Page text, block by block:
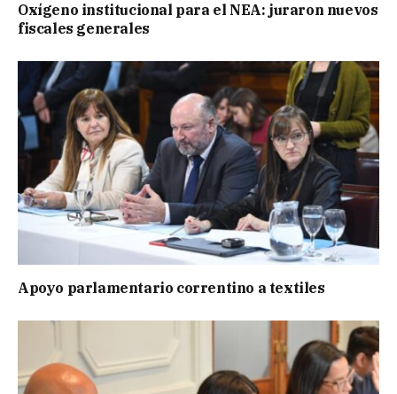
Oxígeno institucional para el NEA: juraron nuevos
fiscales generales
Apoyo parlamentario correntino a textiles